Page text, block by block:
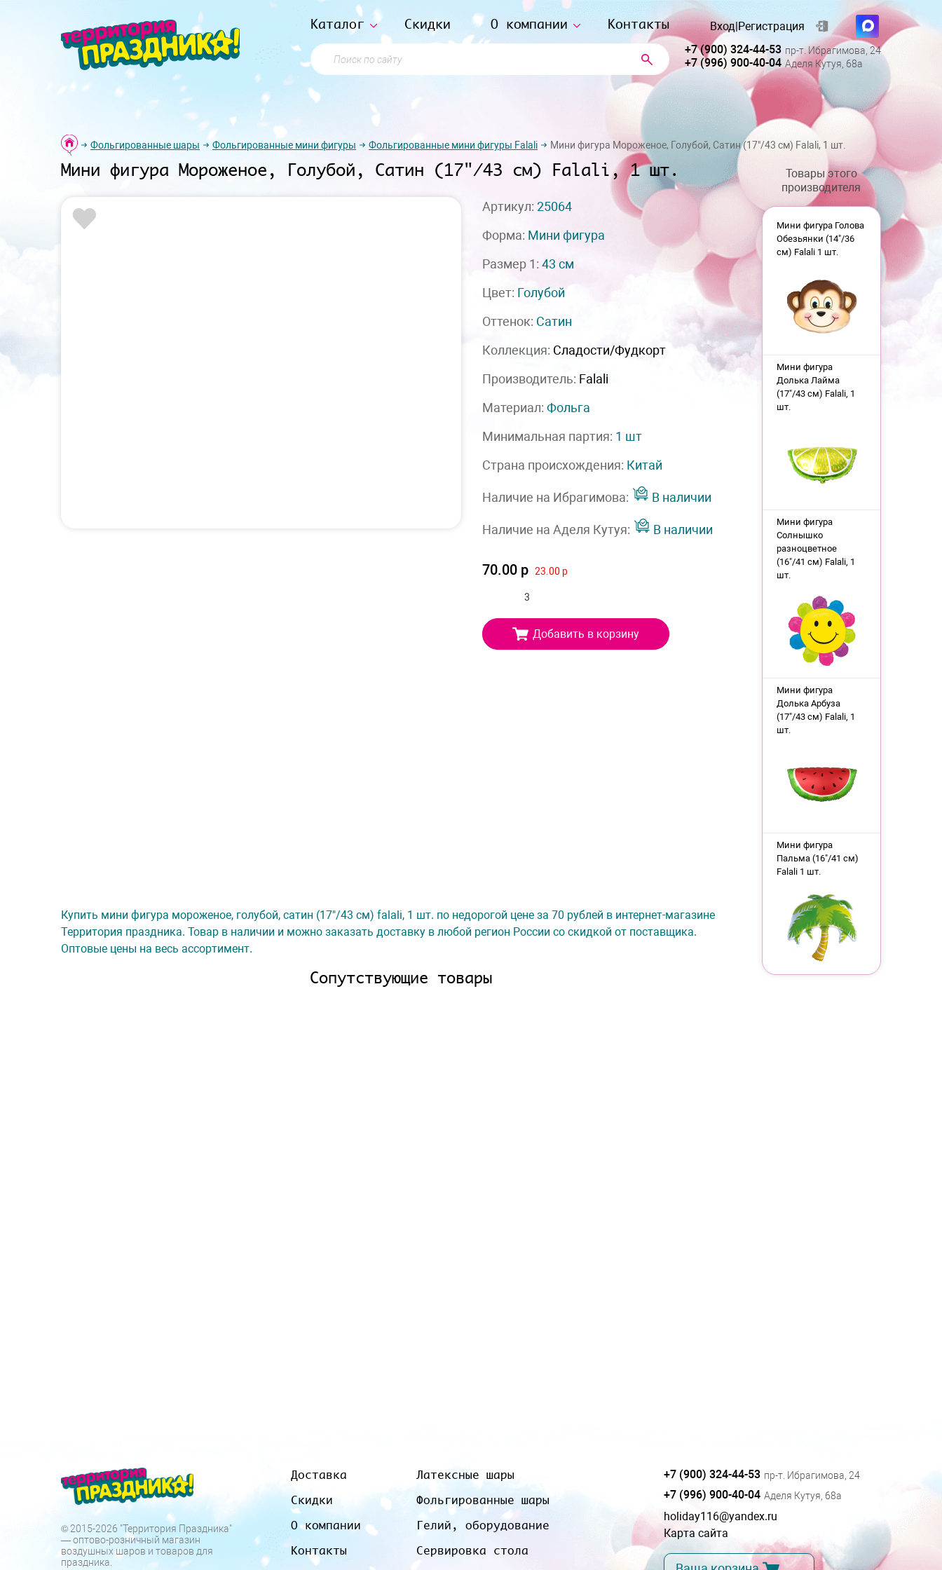
Каталог Скидки О компании Контакты
Поиск по сайту
Вход|Регистрация
+7 (900) 324-44-53 пр-т. Ибрагимова, 24
+7 (996) 900-40-04 Аделя Кутуя, 68а
Фольгированные шары Фольгированные мини фигуры Фольгированные мини фигуры Falali Мини фигура Мороженое, Голубой, Сатин (17"/43 см) Falali, 1 шт.
Мини фигура Мороженое, Голубой, Сатин (17"/43 см) Falali, 1 шт.
Артикул: 25064
Форма: Мини фигура
Размер 1: 43 см
Цвет: Голубой
Оттенок: Сатин
Коллекция: Сладости/Фудкорт
Производитель: Falali
Материал: Фольга
Минимальная партия: 1 шт
Страна происхождения: Китай
Наличие на Ибрагимова: В наличии
Наличие на Аделя Кутуя: В наличии
70.00 р 23.00 р
Добавить в корзину
Купить мини фигура мороженое, голубой, сатин (17"/43 см) falali, 1 шт. по недорогой цене за 70 рублей в интернет-магазине
Территория праздника. Товар в наличии и можно заказать доставку в любой регион России со скидкой от поставщика.
Оптовые цены на весь ассортимент.
Сопутствующие товары
Товары этого
производителя
Мини фигура Голова
Обезьянки (14"/36
см) Falali 1 шт.
Мини фигура
Долька Лайма
(17"/43 см) Falali, 1
шт.
Мини фигура
Солнышко
разноцветное
(16"/41 см) Falali, 1
шт.
Мини фигура
Долька Арбуза
(17"/43 см) Falali, 1
шт.
Мини фигура
Пальма (16"/41 см)
Falali 1 шт.
© 2015-2026 "Территория Праздника"
— оптово-розничный магазин
воздушных шаров и товаров для
праздника.
Доставка
Скидки
О компании
Контакты
Латексные шары
Фольгированные шары
Гелий, оборудование
Сервировка стола
+7 (900) 324-44-53 пр-т. Ибрагимова, 24
+7 (996) 900-40-04 Аделя Кутуя, 68а
holiday116@yandex.ru
Карта сайта